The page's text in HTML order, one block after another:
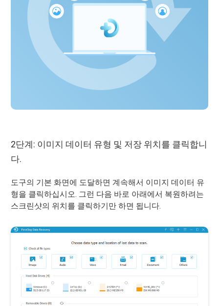
2단계: 이미지 데이터 유형 및 저장 위치를 ​​클릭합니
다.
도구의 기본 화면에 도달하면 계속해서 이미지 데이터 유
형을 클릭하십시오. 그런 다음 바로 아래에서 복원하려는
스크린샷의 위치를 ​​클릭하기만 하면 됩니다.